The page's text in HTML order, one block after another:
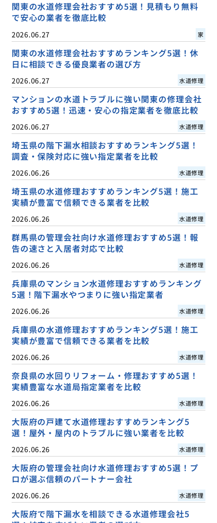
関東の水道修理会社おすすめ5選！見積もり無料
で安心の業者を徹底比較
2026.06.27 家
関東の水道修理会社おすすめランキング5選！休
日に相談できる優良業者の選び方
2026.06.27 水道修理
マンションの水道トラブルに強い関東の修理会社
おすすめ5選！迅速・安心の指定業者を徹底比較
2026.06.27 水道修理
埼玉県の階下漏水相談おすすめランキング5選！
調査・保険対応に強い指定業者を比較
2026.06.26 水道修理
埼玉県の水道修理おすすめランキング5選！施工
実績が豊富で信頼できる業者を比較
2026.06.26 水道修理
群馬県の管理会社向け水道修理おすすめ5選！報
告の速さと入居者対応で比較
2026.06.26 水道修理
兵庫県のマンション水道修理おすすめランキング
5選！階下漏水やつまりに強い指定業者
2026.06.26 水道修理
兵庫県の水道修理おすすめランキング5選！施工
実績が豊富で信頼できる業者を比較
2026.06.26 水道修理
奈良県の水回りリフォーム・修理おすすめ5選！
実績豊富な水道局指定業者を比較
2026.06.26 水道修理
大阪府の戸建て水道修理おすすめランキング5
選！屋外・屋内のトラブルに強い業者を比較
2026.06.26 水道修理
大阪府の管理会社向け水道修理おすすめ5選！プ
ロが選ぶ信頼のパートナー会社
2026.06.26 水道修理
大阪府で階下漏水を相談できる水道修理会社5